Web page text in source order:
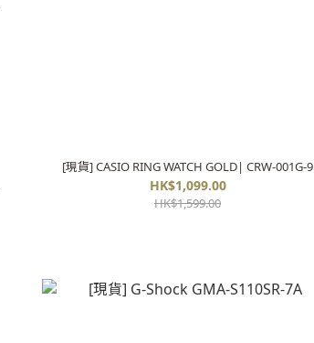
[現貨] CASIO RING WATCH GOLD| CRW-001G-9
HK$1,099.00
HK$1,599.00